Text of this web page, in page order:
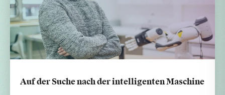
Auf der Suche nach der intelligenten Maschine